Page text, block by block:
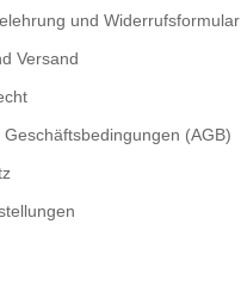
und Widerrufsformular
Versand
(AGB)